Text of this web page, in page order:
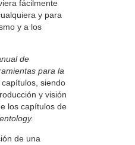
fácilmente
y para
y a los
de
para la
siendo
y visión
los capítulos de
de una